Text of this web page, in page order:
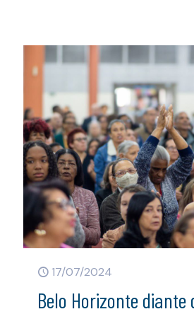
17/07/2024
Belo Horizonte diante